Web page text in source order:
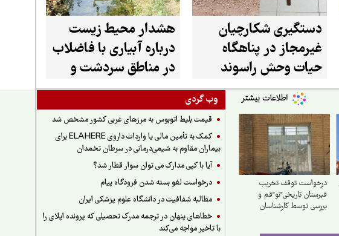
دستگیری شکارچیان
غیرمجاز در پناهگاه
حیات وحش راسوند
شازند
هشدار محیط زیست
درباره آبیاری با فاضلاب
در مناطق سردشت و
میرآباد
وب گردی
قیمت بلیط اتوبوس به مرزهای غربی کشور مشخص شد
کمک به تأمین مالی یا واردات داروی ELAHERE برای
بیماران مقاوم به شیمی‌درمانی در سرطان تخمدان
آیا با کپی مدارک می توان سوار قطار شد؟
درخواست لغو بسته شدن فرودگاه پیام
مطالبه شفافیت در دانشگاه علوم پزشکی ایران
خطاهای پنهان در ترجمه مدرک تحصیلی که پرونده اپلای را
با تاخیر مواجه می‌کند
درخواست توقف تخریب
قبرستان تاریخی"نو"قم و
بررسی توسط کارشناسان